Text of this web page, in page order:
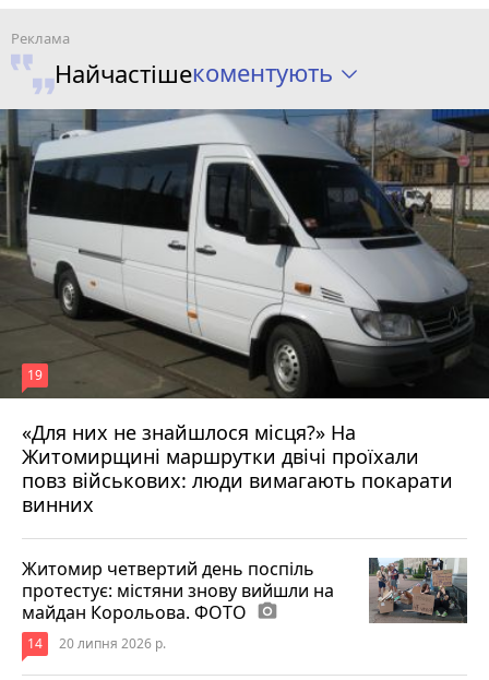
Найчастішекоментують
«Для них не знайшлося місця?» На
Житомирщині маршрутки двічі проїхали
повз військових: люди вимагають покарати
винних
19
17 липня 2026 р.
Житомир четвертий день поспіль
протестує: містяни знову вийшли на
майдан Корольова. ФОТО photo_camera
14 20 липня 2026 р.